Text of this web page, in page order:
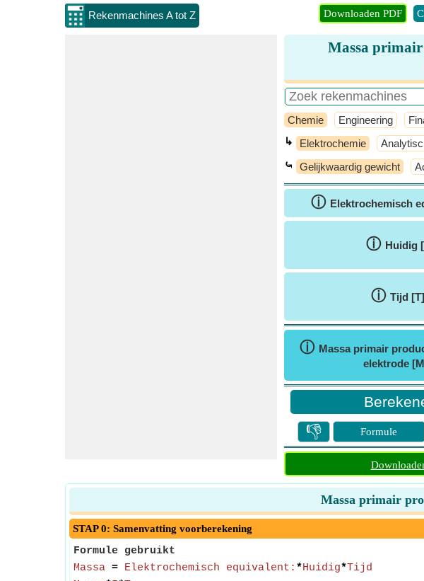
Rekenmachines A tot Z Downloaden PDF
Massa
Chemie Engineering
↳ Elektrochemie
⤿ Gelijkwaardig gewicht
ⓘ Elektrochemisch
ⓘ Huidig
ⓘ Tijd [T]
ⓘ Massa primair
elektrode
👎 Formule
Massa primair
STAP 0: Samenvatting voorberekening
Formule gebruikt
Massa = Elektrochemisch equivalent: *Huidig*Tijd